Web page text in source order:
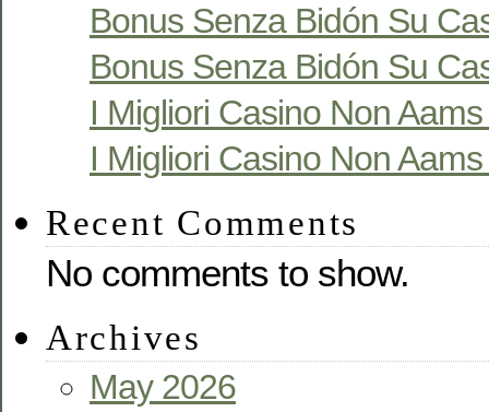
Bonus Senza Bidón Su
Bonus Senza Bidón Su
I Migliori Casino Non
I Migliori Casino Non
Recent Comments
No comments to show.
Archives
May 2026